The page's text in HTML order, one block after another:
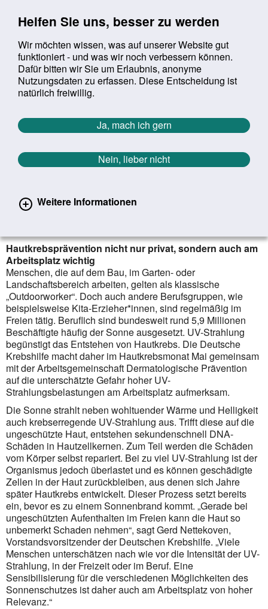
Helfen Sie uns, besser zu werden
Wir möchten wissen, was auf unserer Website gut
funktioniert - und was wir noch verbessern können.
Dafür bitten wir Sie um Erlaubnis, anonyme
Nutzungsdaten zu erfassen. Diese Entscheidung ist
natürlich freiwillig.
Ja, mach ich gern
Nein, lieber nicht
Weitere Informationen
Suchbegriff:
Sie befinden sich hier:
Startseite Aktuelles Aktuelle Meldungen
Aktuelle Meldungen
Zurück zur Übersicht erster
vorheriger
1306/1627
5,9 Millionen Beschäftigte benötigen
Hautkrebsprävention nicht nur privat, sondern auch am
Arbeitsplatz wichtig
Menschen, die auf dem Bau, im Garten- oder
Landschaftsbereich arbeiten, gelten als klassische
„Outdoorworker“. Doch auch andere Berufsgruppen, wie
beispielsweise Kita-Erzieher*innen, sind regelmäßig im
Freien tätig. Beruflich sind bundesweit rund 5,9 Millionen
Beschäftigte häufig der Sonne ausgesetzt. UV-Strahlung
begünstigt das Entstehen von Hautkrebs. Die Deutsche
Krebshilfe macht daher im Hautkrebsmonat Mai gemeinsam
mit der Arbeitsgemeinschaft Dermatologische Prävention
auf die unterschätzte Gefahr hoher UV-
Strahlungsbelastungen am Arbeitsplatz aufmerksam.
Die Sonne strahlt neben wohltuender Wärme und Helligkeit
auch krebserregende UV-Strahlung aus. Trifft diese auf die
ungeschützte Haut, entstehen sekundenschnell DNA-
Schäden in Hautzellkernen. Zum Teil werden die Schäden
vom Körper selbst repariert. Bei zu viel UV-Strahlung ist der
Organismus jedoch überlastet und es können geschädigte
Zellen in der Haut zurückbleiben, aus denen sich Jahre
später Hautkrebs entwickelt. Dieser Prozess setzt bereits
ein, bevor es zu einem Sonnenbrand kommt. „Gerade bei
ungeschützten Aufenthalten im Freien kann die Haut so
unbemerkt Schaden nehmen“, sagt Gerd Nettekoven,
Vorstandsvorsitzender der Deutschen Krebshilfe. „Viele
Menschen unterschätzen nach wie vor die Intensität der UV-
Strahlung, in der Freizeit oder im Beruf. Eine
Sensibilisierung für die verschiedenen Möglichkeiten des
Sonnenschutzes ist daher auch am Arbeitsplatz von hoher
Relevanz.“